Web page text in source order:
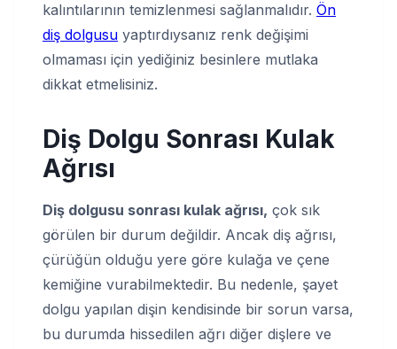
kalıntılarının temizlenmesi sağlanmalıdır. Ön
diş dolgusu yaptırdıysanız renk değişimi
olmaması için yediğiniz besinlere mutlaka
dikkat etmelisiniz.
Diş Dolgu Sonrası Kulak
Ağrısı
Diş dolgusu sonrası kulak ağrısı, çok sık
görülen bir durum değildir. Ancak diş ağrısı,
çürüğün olduğu yere göre kulağa ve çene
kemiğine vurabilmektedir. Bu nedenle, şayet
dolgu yapılan dişin kendisinde bir sorun varsa,
bu durumda hissedilen ağrı diğer dişlere ve